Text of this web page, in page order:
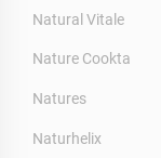
Natural Vitale
Nature Cookta
Natures
Naturhelix